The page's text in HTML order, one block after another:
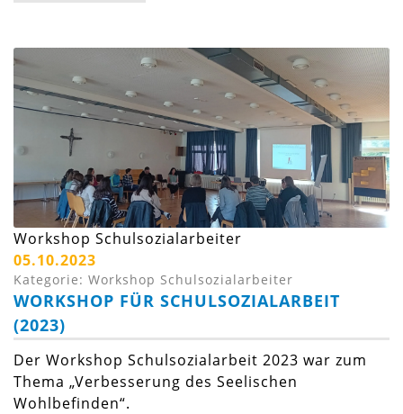
Workshop Schulsozialarbeiter
05.10.2023
Kategorie: Workshop Schulsozialarbeiter
WORKSHOP FÜR SCHULSOZIALARBEIT
(2023)
Der Workshop Schulsozialarbeit 2023 war zum
Thema „Verbesserung des Seelischen
Wohlbefinden“.